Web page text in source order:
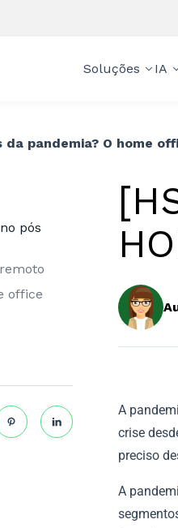
Soluções IA
da pandemia? O home
pós
office
A
crise
preciso
A